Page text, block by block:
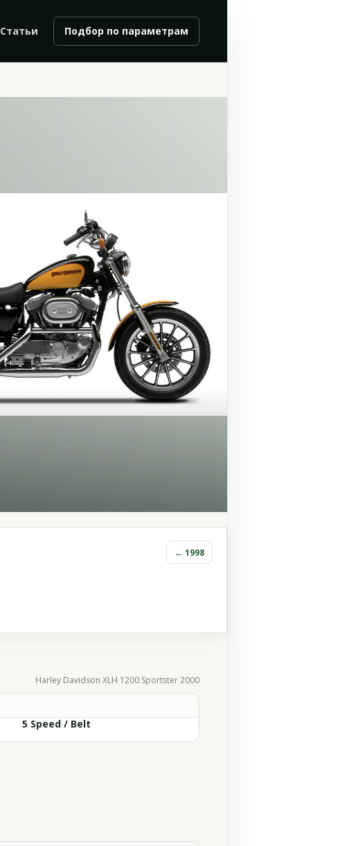
Статьи Подбор по параметрам
← 1998
Harley Davidson XLH 1200 Sportster 2000
5 Speed / Belt